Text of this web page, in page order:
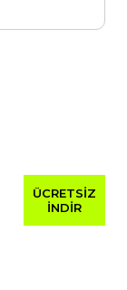
ÜCRETSİZ
İNDİR